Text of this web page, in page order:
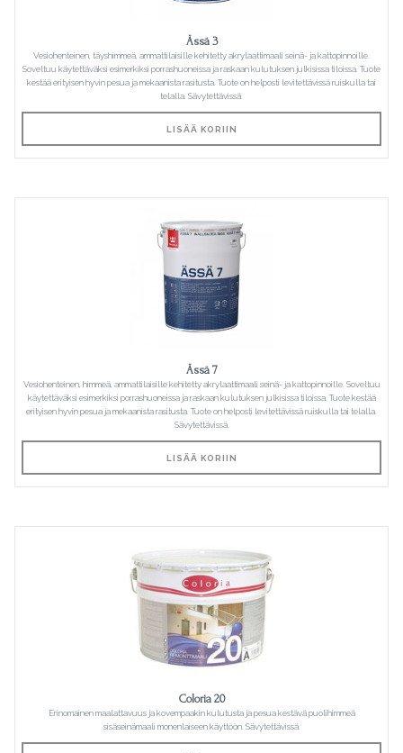
Ässä 3
Vesiohenteinen, täyshimmeä, ammattilaisille kehitetty akrylaattimaali seinä- ja kattopinnoille.
Soveltuu käytettäväksi esimerkiksi porrashuoneissa ja raskaan kulutuksen julkisissa tiloissa. Tuote
kestää erityisen hyvin pesua ja mekaanista rasitusta. Tuote on helposti levitettävissä ruiskulla tai
telalla. Sävytettävissä.
LISÄÄ KORIIN
Ässä 7
Vesiohenteinen, himmeä, ammattilaisille kehitetty akrylaattimaali seinä- ja kattopinnoille. Soveltuu
käytettäväksi esimerkiksi porrashuoneissa ja raskaan kulutuksen julkisissa tiloissa. Tuote kestää
erityisen hyvin pesua ja mekaanista rasitusta. Tuote on helposti levitettävissä ruiskulla tai telalla.
Sävytettävissä.
LISÄÄ KORIIN
Coloria 20
Erinomainen maalattavuus ja kovempaakin kulutusta ja pesua kestävä puolihimmeä
sisäseinämaali monenlaiseen käyttöön. Sävytettävissä.